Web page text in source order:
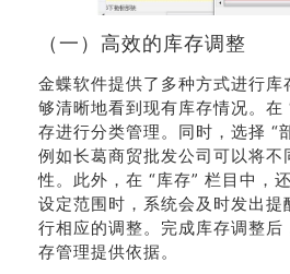
推荐
有礼
介绍客户豪礼
（一）高效的库存调整
金蝶软件提供了多种方式进行
够清晰地看到现有库存情况。
存进行分类管理。同时，选择 “
例如长葛商贸批发公司可以将
性。此外，在 “库存” 栏目中，
设定范围时，系统会及时发出
行相应的调整。完成库存调整
存管理提供依据。